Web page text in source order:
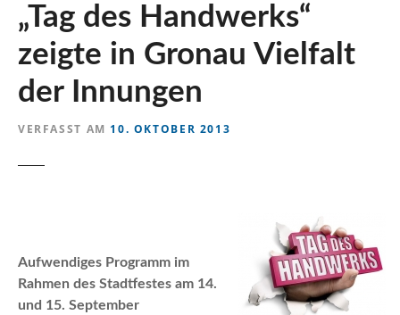
„Tag des Handwerks“
zeigte in Gronau Vielfalt
der Innungen
VERFASST AM 10. OKTOBER 2013
Aufwendiges Programm im
Rahmen des Stadtfestes am 14.
und 15. September